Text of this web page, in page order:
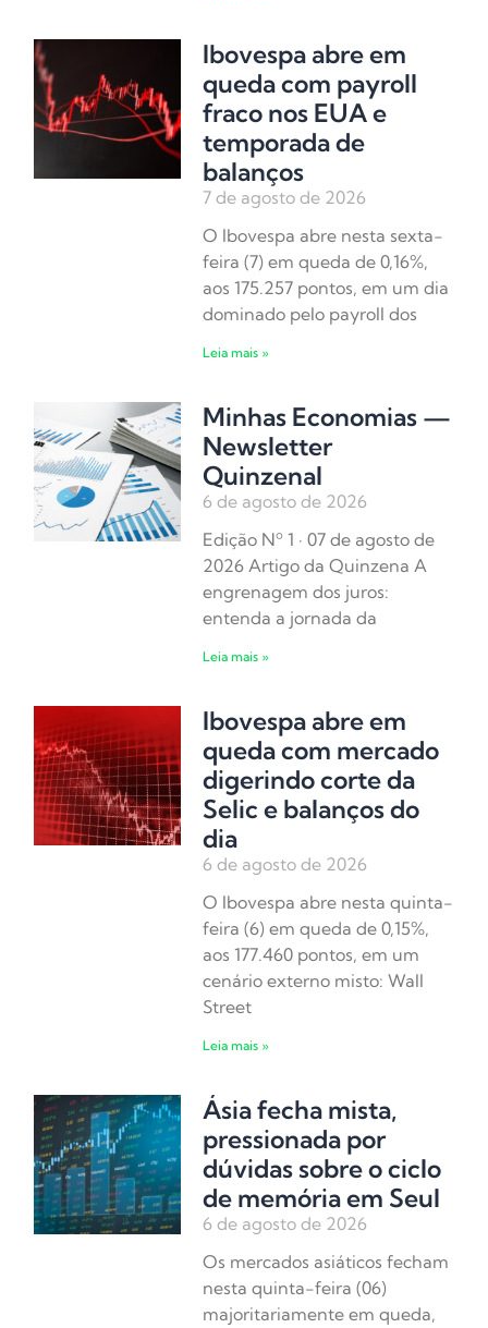
Ibovespa abre em
queda com payroll
fraco nos EUA e
temporada de
balanços
7 de agosto de 2026
O Ibovespa abre nesta sexta-
feira (7) em queda de 0,16%,
aos 175.257 pontos, em um dia
dominado pelo payroll dos
Leia mais »
Minhas Economias —
Newsletter
Quinzenal
6 de agosto de 2026
Edição Nº 1 · 07 de agosto de
2026 Artigo da Quinzena A
engrenagem dos juros:
entenda a jornada da
Leia mais »
Ibovespa abre em
queda com mercado
digerindo corte da
Selic e balanços do
dia
6 de agosto de 2026
O Ibovespa abre nesta quinta-
feira (6) em queda de 0,15%,
aos 177.460 pontos, em um
cenário externo misto: Wall
Street
Leia mais »
Ásia fecha mista,
pressionada por
dúvidas sobre o ciclo
de memória em Seul
6 de agosto de 2026
Os mercados asiáticos fecham
nesta quinta-feira (06)
majoritariamente em queda,